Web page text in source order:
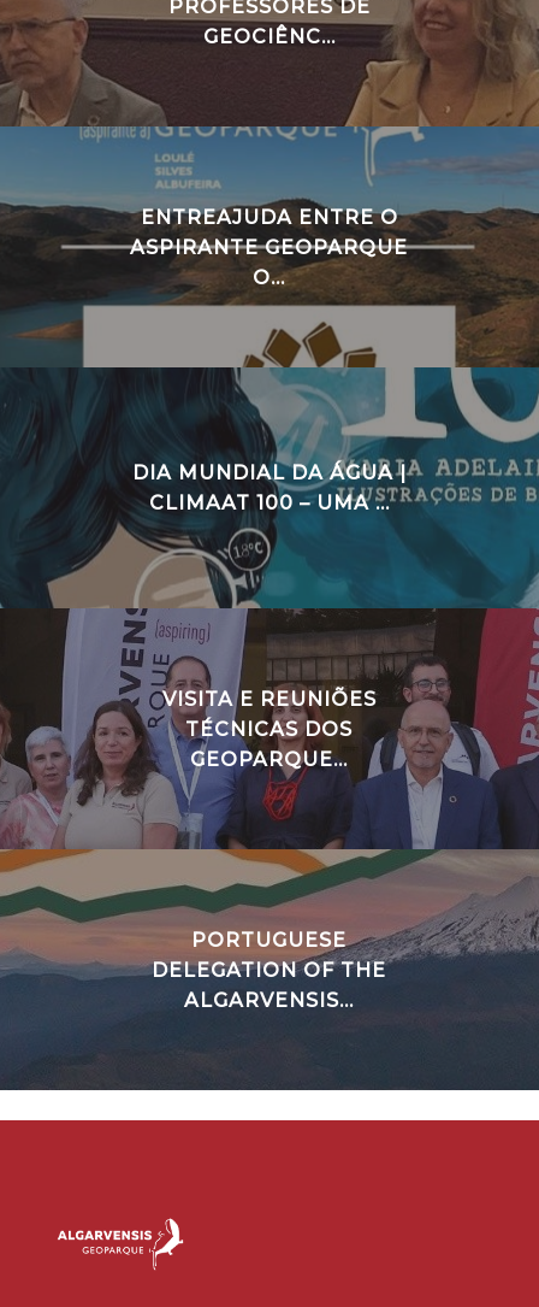
PROFESSORES DE
GEOCIÊNC...
ENTREAJUDA ENTRE O
ASPIRANTE GEOPARQUE
O...
DIA MUNDIAL DA ÁGUA |
CLIMAAT 100 – UMA ...
VISITA E REUNIÕES
TÉCNICAS DOS
GEOPARQUE...
PORTUGUESE
DELEGATION OF THE
ALGARVENSIS...